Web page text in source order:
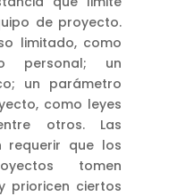
de proyecto.
limitado, como
personal; un
un parámetro
como leyes
otros. Las
requerir que los
tomen
prioricen ciertos